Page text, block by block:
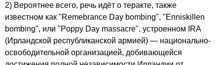
2) Вероятнее всего, речь идёт о теракте, также
известном как "Remebrance Day bombing", "Enniskillen
bombing", или "Poppy Day massacre", устроенном
IRA
(Ирландской республиканской армией) — национально-
освободительной организацией, добивающейся